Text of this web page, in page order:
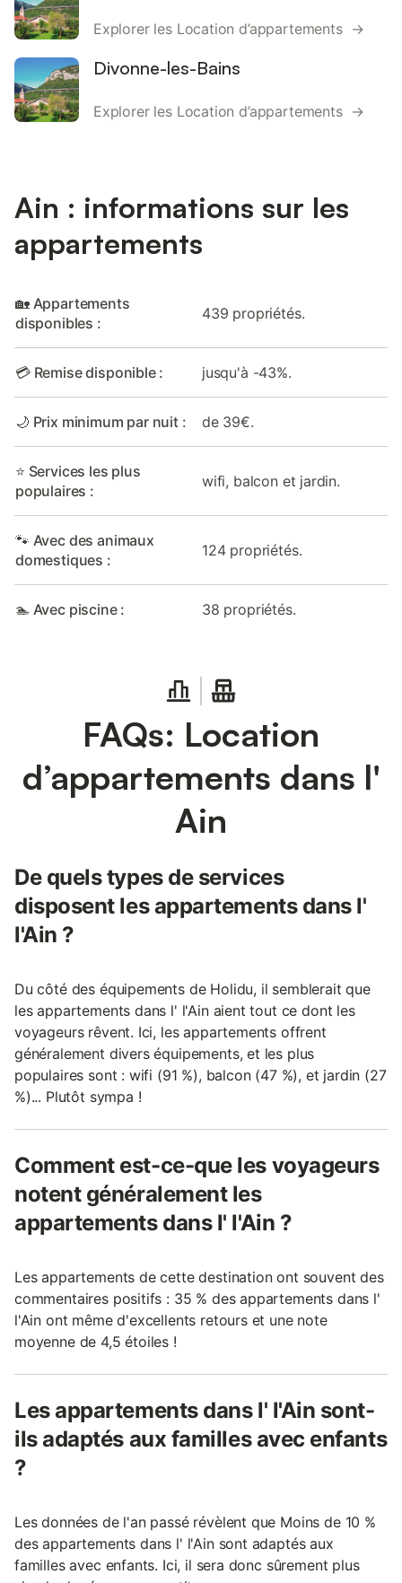
Explorer les Location d’appartements →
Divonne-les-Bains
Explorer les Location d’appartements →
Ain : informations sur les
appartements
🏡 Appartements
disponibles :
439 propriétés.
💳 Remise disponible : jusqu'à -43%.
🌙 Prix minimum par nuit : de 39€.
⭐ Services les plus
populaires :
wifi, balcon et jardin.
🐾 Avec des animaux
domestiques :
124 propriétés.
🏊 Avec piscine : 38 propriétés.
FAQs: Location
d’appartements dans l'
Ain
De quels types de services
disposent les appartements dans l'
l'Ain ?
Du côté des équipements de Holidu, il semblerait que
les appartements dans l' l'Ain aient tout ce dont les
voyageurs rêvent. Ici, les appartements offrent
généralement divers équipements, et les plus
populaires sont : wifi (91 %), balcon (47 %), et jardin (27
%)... Plutôt sympa !
Comment est-ce-que les voyageurs
notent généralement les
appartements dans l' l'Ain ?
Les appartements de cette destination ont souvent des
commentaires positifs : 35 % des appartements dans l'
l'Ain ont même d'excellents retours et une note
moyenne de 4,5 étoiles !
Les appartements dans l' l'Ain sont-
ils adaptés aux familles avec enfants
?
Les données de l'an passé révèlent que Moins de 10 %
des appartements dans l' l'Ain sont adaptés aux
familles avec enfants. Ici, il sera donc sûrement plus